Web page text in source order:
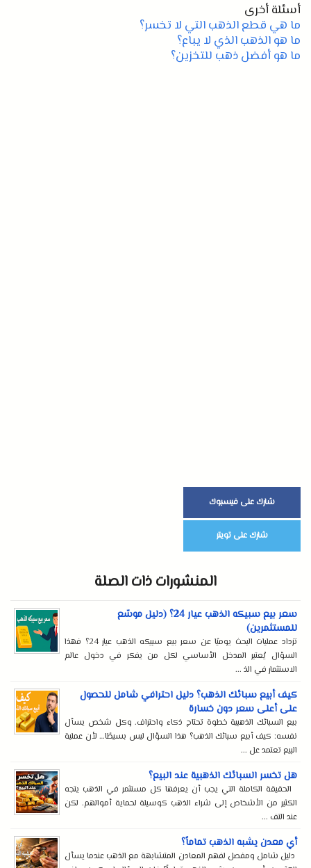
أسئلة أخرى
ما هي قطع الذهب التي لا تخسر؟
ما هو الذهب الذي لا يباع؟
ما هو أفضل ذهب للتخزين؟
شارك على فيسبوك
شارك على تويتر
المنشورات ذات الصلة
سعر بيع سبيكه الذهب عيار 24؟ (دليل موسّع
للمستثمرين)
تزداد عمليات البحث يوميًا عن سعر بيع سبيكه الذهب عيار 24؟ فهذا
السؤال يُعتبر المدخل الأساسي لكل من يفكر في دخول عالم
الاستثمار في الذ ...
كيف أبيع سبائك الذهب؟ دليل احترافي شامل للحصول
على أعلى سعر دون خسارة
بيع السبائك الذهبية خطوة تحتاج ذكاء واحتراف. وكل شخص يسأل
نفسه: كيف أبيع سبائك الذهب؟ هذا السؤال ليس بسيطًا… لأن عملية
البيع تعتمد عل ...
هل تخسر السبائك الذهبية عند البيع؟
الحقيقة الكاملة التي يجب أن يعرفها كل مستثمر في الذهب يتجه
الكثير من الأشخاص إلى شراء الذهب كوسيلة لحماية أموالهم. لكن
عند التف ...
أي معدن يشبه الذهب تماماً؟
دليل شامل ومفصل لفهم المعادن المتشابهة مع الذهب عندما يسأل